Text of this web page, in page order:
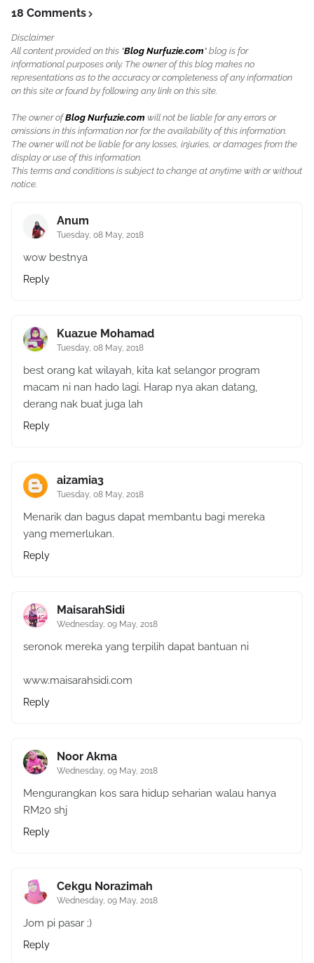
18 Comments
Disclaimer
All content provided on this "Blog Nurfuzie.com" blog is for
informational purposes only. The owner of this blog makes no
representations as to the accuracy or completeness of any information
on this site or found by following any link on this site.
The owner ofBlog Nurfuzie.com will not be liable for any errors or
omissions in this information nor for the availability of this information.
The owner will not be liable for any losses, injuries, or damages from the
display or use of this information.
This terms and conditions is subject to change at anytime with or without
notice.
Anum
Tuesday, 08 May, 2018
wow bestnya
Reply
Kuazue Mohamad
Tuesday, 08 May, 2018
best orang kat wilayah, kita kat selangor program
macam ni nan hado lagi. Harap nya akan datang,
derang nak buat juga lah
Reply
aizamia3
Tuesday, 08 May, 2018
Menarik dan bagus dapat membantu bagi mereka
yang memerlukan.
Reply
MaisarahSidi
Wednesday, 09 May, 2018
seronok mereka yang terpilih dapat bantuan ni
www.maisarahsidi.com
Reply
Noor Akma
Wednesday, 09 May, 2018
Mengurangkan kos sara hidup seharian walau hanya
RM20 shj
Reply
Cekgu Norazimah
Wednesday, 09 May, 2018
Jom pi pasar ;)
Reply